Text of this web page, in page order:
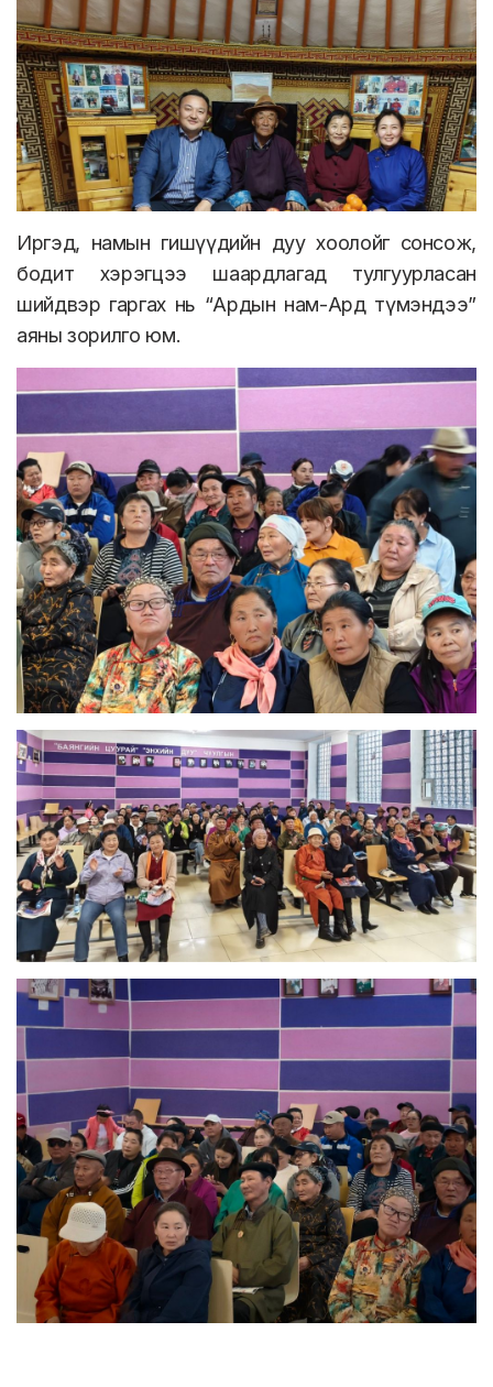
Иргэд, намын гишүүдийн дуу хоолойг сонсож,
бодит хэрэгцээ шаардлагад тулгуурласан
шийдвэр гаргах нь “Ардын нам-Ард түмэндээ”
аяны зорилго юм.